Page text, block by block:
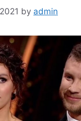
by admin